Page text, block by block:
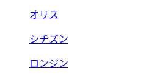
オリス
シチズン
ロンジン